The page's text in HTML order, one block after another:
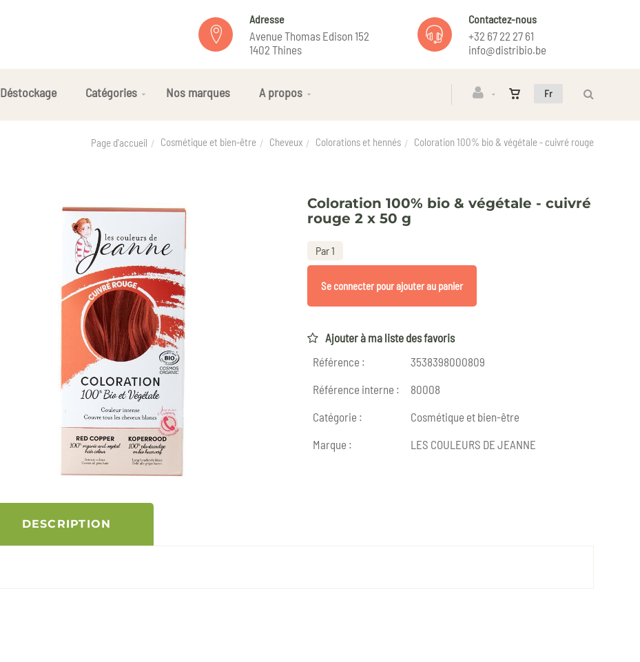
Adresse
Avenue Thomas Edison 152
1402 Thines
Contactez-nous
+32 67 22 27 61
info@distribio.be
Fr
Déstockage Catégories Nos marques A propos
Page d'accueil Cosmétique et bien-être Cheveux Colorations et hennés Coloration 100% bio & végétale - cuivré rouge
Coloration 100% bio & végétale - cuivré
rouge 2 x 50 g
Par 1
Se connecter pour ajouter au panier
Ajouter à ma liste des favoris
Référence :
3538398000809
Référence interne :
80008
Catégorie :
Cosmétique et bien-être
Marque :
LES COULEURS DE JEANNE
DESCRIPTION